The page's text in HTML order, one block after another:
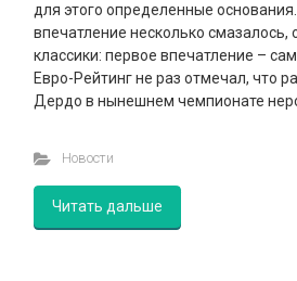
для этого определенные
впечатление несколько смазалось,
классики: первое впечатление –
Евро-Рейтинг не раз отмечал, что
Дердо в нынешнем чемпионате
Новости
Читать дальше